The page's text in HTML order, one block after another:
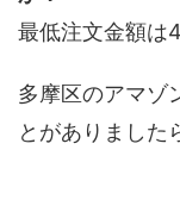
最低注文金額は
多摩区のアマゾ
とがありました